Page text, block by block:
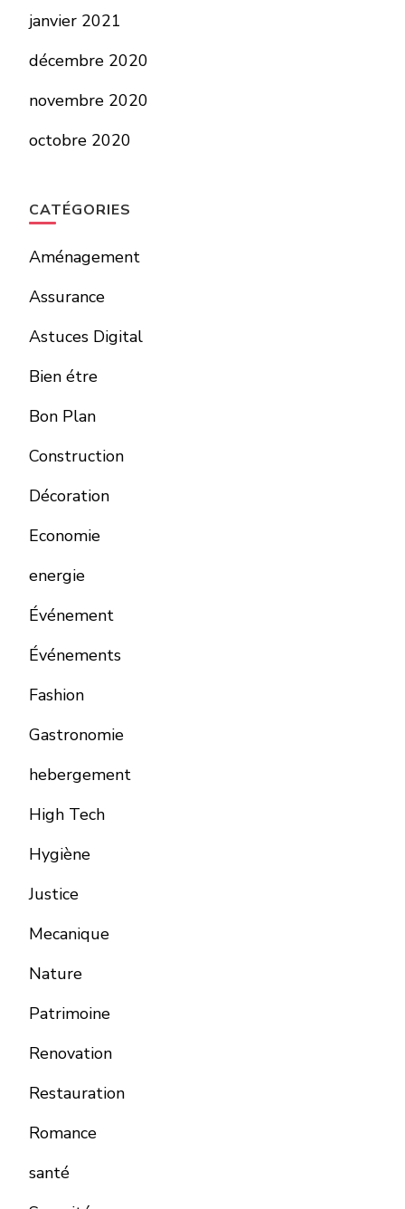
janvier 2021
décembre 2020
novembre 2020
octobre 2020
CATÉGORIES
Aménagement
Assurance
Astuces Digital
Bien étre
Bon Plan
Construction
Décoration
Economie
energie
Événement
Événements
Fashion
Gastronomie
hebergement
High Tech
Hygiène
Justice
Mecanique
Nature
Patrimoine
Renovation
Restauration
Romance
santé